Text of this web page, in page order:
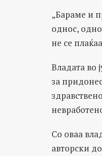
„Бараме и
однос,
не се
Владата во
за
Со оваа
авторски